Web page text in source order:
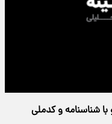
شناسنامه و کدملی